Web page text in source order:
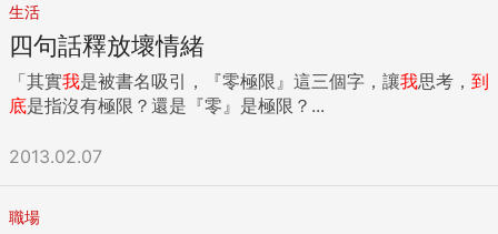
生活
四句話釋放壞情緒
「其實我是被書名吸引，『零極限』這三個字，讓我思考， 到
底是指沒有極限？還是『零』是極限？...
2013.02.07
職場